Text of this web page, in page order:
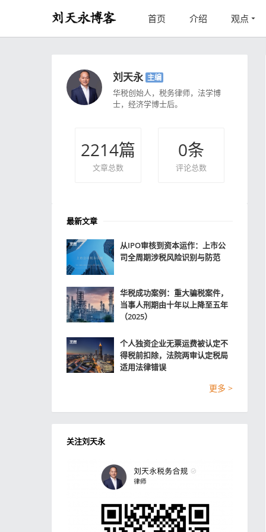
首页 介绍 观点
刘天永 主编
华税创始人，税务律师，法学博
士，经济学博士后。
2214篇
文章总数
0条
评论总数
最新文章
从IPO审核到资本运作：上市公
司全周期涉税风险识别与防范
华税成功案例：重大骗税案件，
当事人刑期由十年以上降至五年
（2025）
个人独资企业无票运费被认定不
得税前扣除，法院两审认定税局
适用法律错误
更多 >
关注刘天永